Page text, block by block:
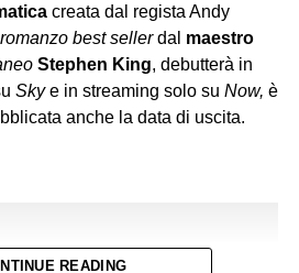
sempreche siano
, perché spesso, come notiamo
è apparentemente sconfitto, può
gli occhi di tutti e creare una bolla
perfetto, ma la perfezione
democratico attuale rievocando
governo americano. Dato che
creata dal regista Andy
romanzo best sellerdal maestro
Stephen King, debutterà in
Skye in streaming solo su Now, è
anche la data di uscita.
READING